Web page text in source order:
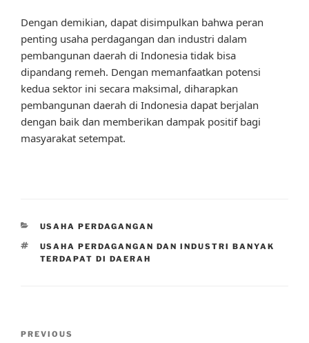
Dengan demikian, dapat disimpulkan bahwa peran
penting usaha perdagangan dan industri dalam
pembangunan daerah di Indonesia tidak bisa
dipandang remeh. Dengan memanfaatkan potensi
kedua sektor ini secara maksimal, diharapkan
pembangunan daerah di Indonesia dapat berjalan
dengan baik dan memberikan dampak positif bagi
masyarakat setempat.
CATEGORIES
USAHA PERDAGANGAN
TAGS
USAHA PERDAGANGAN DAN INDUSTRI BANYAK
TERDAPAT DI DAERAH
Previous
PREVIOUS